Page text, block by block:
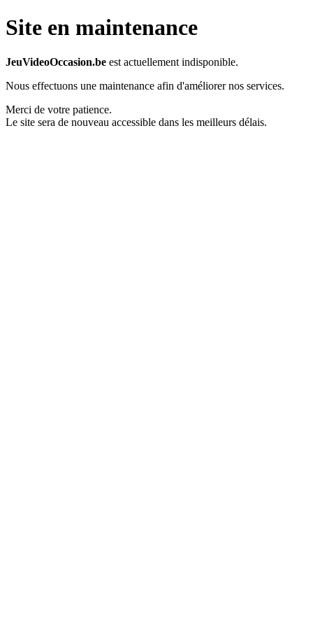
Site en maintenance
JeuVideoOccasion.be est actuellement indisponible.
Nous effectuons une maintenance afin d'améliorer nos services.
Merci de votre patience.
Le site sera de nouveau accessible dans les meilleurs délais.